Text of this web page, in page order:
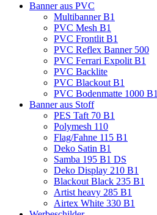
Banner aus PVC
Multibanner B1
PVC Mesh B1
PVC Frontlit B1
PVC Reflex Banner 500
PVC Ferrari Expolit B1
PVC Backlite
PVC Blackout B1
PVC Bodenmatte 1000 B1
Banner aus Stoff
PES Taft 70 B1
Polymesh 110
Flag/Fahne 115 B1
Deko Satin B1
Samba 195 B1 DS
Deko Display 210 B1
Blackout Black 235 B1
Artist heavy 285 B1
Airtex White 330 B1